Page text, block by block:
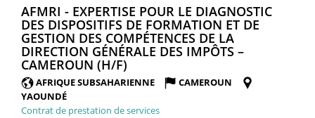
AFMRI - EXPERTISE POUR LE DIAGNOSTIC
DES DISPOSITIFS DE FORMATION ET DE
GESTION DES COMPÉTENCES DE LA
DIRECTION GÉNÉRALE DES IMPÔTS –
CAMEROUN (H/F)
FENÊTRE)
AFRIQUE SUBSAHARIENNE
CAMEROUN
YAOUNDÉ
Contrat de prestation de services